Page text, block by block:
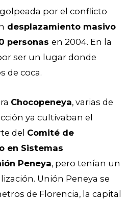
por el conflicto
desplazamiento masivo
personas en 2004. En la
ser un lugar donde
de coca.
Chocopeneya, varias de
ya cultivaban el
del Comité de
en Sistemas
Peneya, pero tenían un
Unión Peneya se
de Florencia, la capital